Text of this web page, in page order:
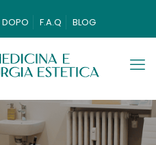
DOPO F.A.Q BLOG